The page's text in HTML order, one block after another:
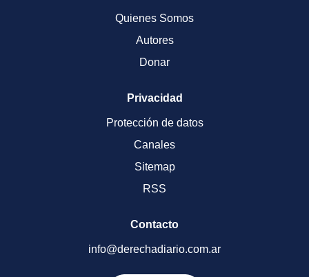
Quienes Somos
Autores
Donar
Privacidad
Protección de datos
Canales
Sitemap
RSS
Contacto
info@derechadiario.com.ar